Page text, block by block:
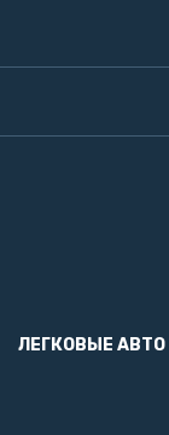
ЛЕГКОВЫЕ АВТО